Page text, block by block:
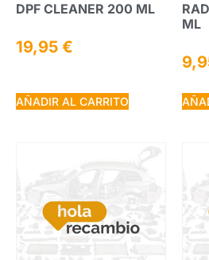
DPF CLEANER 200 ML
19,95 €
AÑADIR AL CARRITO
ML